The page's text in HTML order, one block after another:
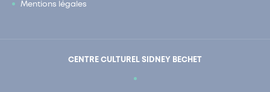
Mentions légales
CENTRE CULTUREL SIDNEY BECHET